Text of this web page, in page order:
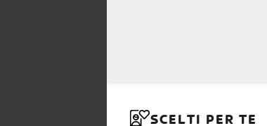
SCELTI PER TE